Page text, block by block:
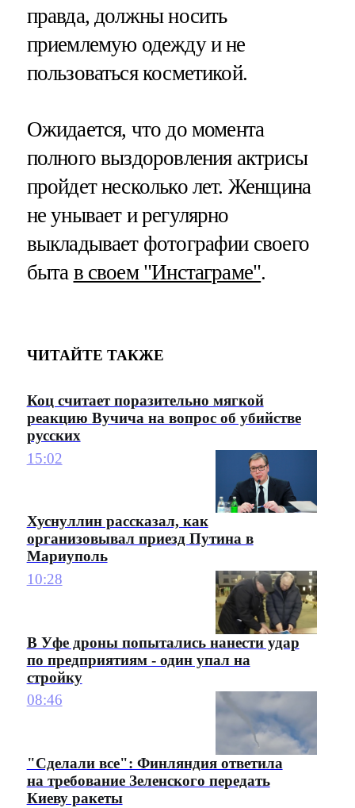
правда, должны носить
приемлемую одежду и не
пользоваться косметикой.
Ожидается, что до момента
полного выздоровления актрисы
пройдет несколько лет. Женщина
не унывает и регулярно
выкладывает фотографии своего
быта в своем "Инстаграме".
ЧИТАЙТЕ ТАКЖЕ
Коц считает поразительно мягкой
реакцию Вучича на вопрос об убийстве
русских
15:02
Хуснуллин рассказал, как
организовывал приезд Путина в
Мариуполь
10:28
В Уфе дроны попытались нанести удар
по предприятиям - один упал на
стройку
08:46
"Сделали все": Финляндия ответила
на требование Зеленского передать
Киеву ракеты